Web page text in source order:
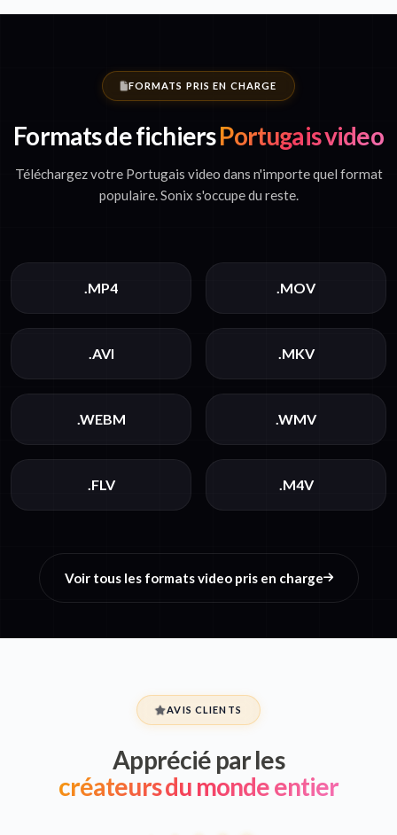
FORMATS PRIS EN CHARGE
Formats de fichiersPortugais video
Téléchargez votre Portugais video dans n'importe quel format
populaire. Sonix s'occupe du reste.
.MP4 .MOV
.AVI .MKV
.WEBM .WMV
.FLV .M4V
Voir tous les formats video pris en charge
AVIS CLIENTS
Apprécié par les
créateurs du monde entier